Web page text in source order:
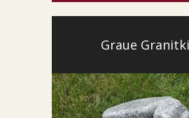
Graue